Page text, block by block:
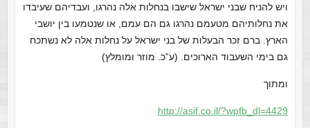
ויש להניח שבני ישראל שישבו בנחלות אלה נהרגו, ועבדיהם שעיבדו
את נחלותיהם מטעמם נהרגו גם הם עמם, או שנטמעו בין יושבי
הארץ. ברם זכר הבעלות של בני ישראל על נחלות אלה לא נשתכח
גם בימי השעבוד הארוכים. (ע”כ. מוזר ומומלץ)
ומתוך
http://asif.co.il/?wpfb_dl=4429